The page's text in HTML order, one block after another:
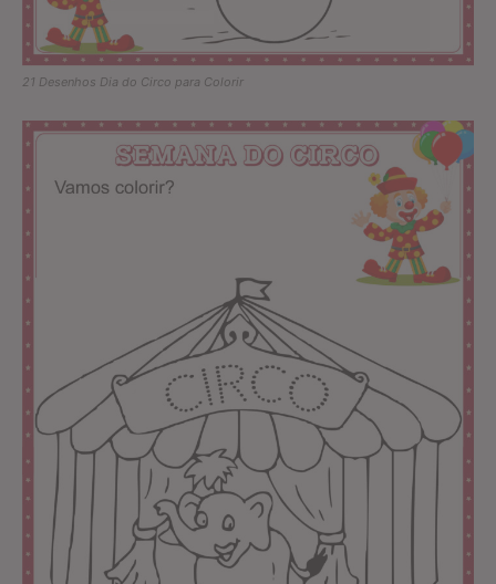
21 Desenhos Dia do Circo para Colorir